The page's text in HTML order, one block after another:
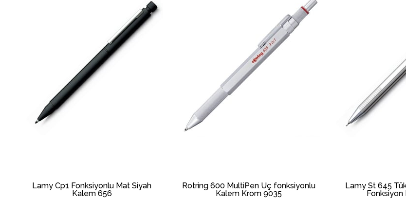
Lamy Cp1 Fonksiyonlu Mat Siyah
Kalem 656
Rotring 600 MultiPen Üç fonksiyonlu
Kalem Krom 9035
Lamy St 645